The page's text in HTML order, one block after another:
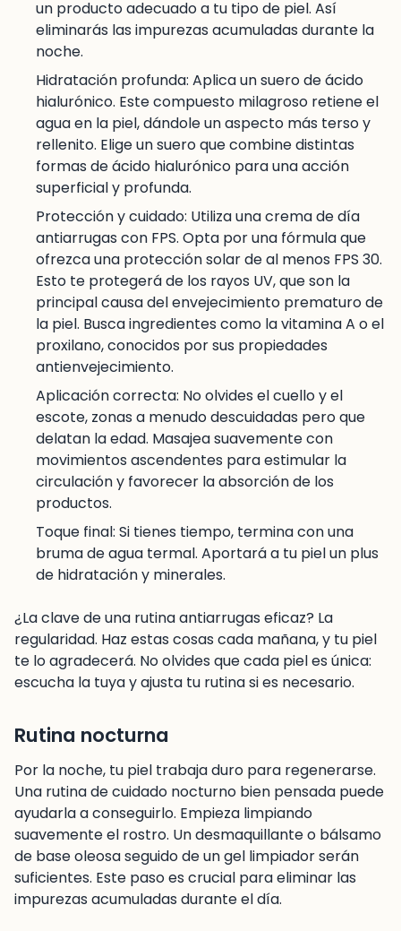
un producto adecuado a tu tipo de piel. Así
eliminarás las impurezas acumuladas durante la
noche.
Hidratación profunda: Aplica un suero de ácido
hialurónico. Este compuesto milagroso retiene el
agua en la piel, dándole un aspecto más terso y
rellenito. Elige un suero que combine distintas
formas de ácido hialurónico para una acción
superficial y profunda.
Protección y cuidado: Utiliza una crema de día
antiarrugas con FPS. Opta por una fórmula que
ofrezca una protección solar de al menos FPS 30.
Esto te protegerá de los rayos UV, que son la
principal causa del envejecimiento prematuro de
la piel. Busca ingredientes como la vitamina A o el
proxilano, conocidos por sus propiedades
antienvejecimiento.
Aplicación correcta: No olvides el cuello y el
escote, zonas a menudo descuidadas pero que
delatan la edad. Masajea suavemente con
movimientos ascendentes para estimular la
circulación y favorecer la absorción de los
productos.
Toque final: Si tienes tiempo, termina con una
bruma de agua termal. Aportará a tu piel un plus
de hidratación y minerales.
¿La clave de una rutina antiarrugas eficaz? La
regularidad. Haz estas cosas cada mañana, y tu piel
te lo agradecerá. No olvides que cada piel es única:
escucha la tuya y ajusta tu rutina si es necesario.
Rutina nocturna
Por la noche, tu piel trabaja duro para regenerarse.
Una rutina de cuidado nocturno bien pensada puede
ayudarla a conseguirlo. Empieza limpiando
suavemente el rostro. Un desmaquillante o bálsamo
de base oleosa seguido de un gel limpiador serán
suficientes. Este paso es crucial para eliminar las
impurezas acumuladas durante el día.